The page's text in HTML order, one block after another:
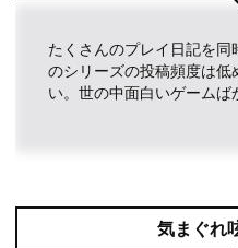
たくさんのプレイ日記を
のシリーズの投稿頻度は低
い。世の中面白いゲームば
気まぐれ